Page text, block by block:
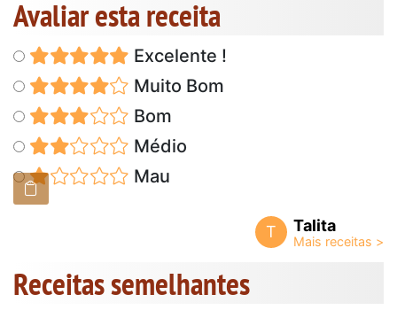
Avaliar esta receita
Excelente !
Muito Bom
Bom
Médio
Mau
T Talita
Receitas semelhantes